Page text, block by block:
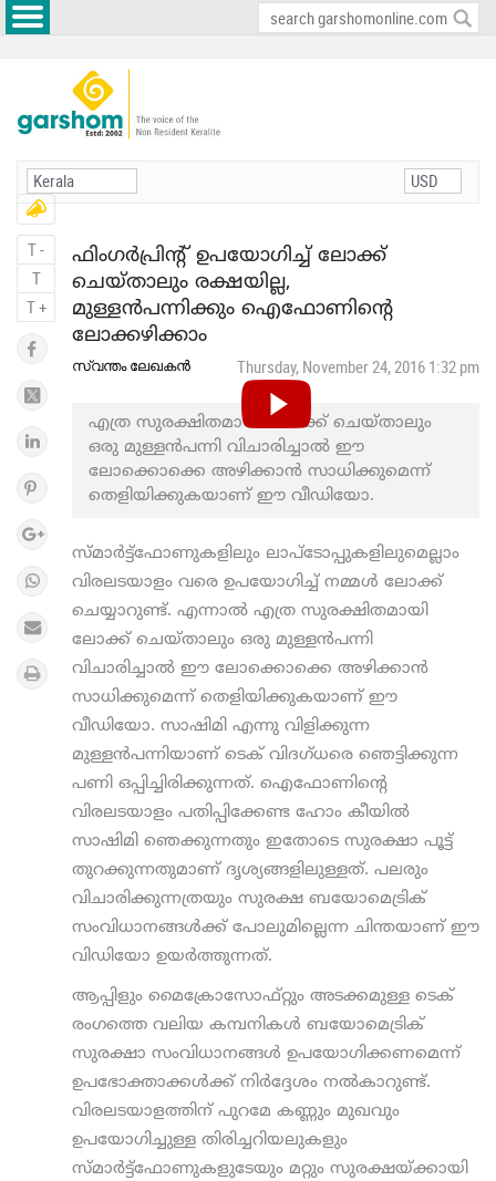
Listen
News
T -
T
T +
ഫിംഗര്‍പ്രിന്റ് ഉപയോഗിച്ച് ലോക്ക്
ചെയ്താലും രക്ഷയില്ല,
മുള്ളന്‍പന്നിക്കും ഐഫോണിന്റെ
ലോക്കഴിക്കാം
സ്വന്തം ലേഖകന്‍ Thursday, November 24, 2016 1:32 pm
Play
എത്ര സുരക്ഷിതമായി ലോക്ക് ചെയ്താലും
ഒരു മുള്ളന്‍പന്നി വിചാരിച്ചാല്‍ ഈ
ലോക്കൊക്കെ അഴിക്കാന്‍ സാധിക്കുമെന്ന്
തെളിയിക്കുകയാണ് ഈ വീഡിയോ.
സ്മാര്‍ട്ട്‌ഫോണുകളിലും ലാപ്‌ടോപ്പുകളിലുമെല്ലാം
വിരലടയാളം വരെ ഉപയോഗിച്ച് നമ്മള്‍ ലോക്ക്
ചെയ്യാറുണ്ട്. എന്നാല്‍ എത്ര സുരക്ഷിതമായി
ലോക്ക് ചെയ്താലും ഒരു മുള്ളന്‍പന്നി
വിചാരിച്ചാല്‍ ഈ ലോക്കൊക്കെ അഴിക്കാന്‍
സാധിക്കുമെന്ന് തെളിയിക്കുകയാണ് ഈ
വീഡിയോ. സാഷിമി എന്നു വിളിക്കുന്ന
മുള്ളന്‍പന്നിയാണ് ടെക് വിദഗ്ധരെ ഞെട്ടിക്കുന്ന
പണി ഒപ്പിച്ചിരിക്കുന്നത്. ഐഫോണിന്റെ
വിരലടയാളം പതിപ്പിക്കേണ്ട ഹോം കീയില്‍
സാഷിമി ഞെക്കുന്നതും ഇതോടെ സുരക്ഷാ പൂട്ട്
തുറക്കുന്നതുമാണ് ദൃശ്യങ്ങളിലുള്ളത്. പലരും
വിചാരിക്കുന്നത്രയും സുരക്ഷ ബയോമെട്രിക്
സംവിധാനങ്ങള്‍ക്ക് പോലുമില്ലെന്ന ചിന്തയാണ് ഈ
വിഡിയോ ഉയര്‍ത്തുന്നത്.
ആപ്പിളും മൈക്രോസോഫ്റ്റും അടക്കമുള്ള ടെക്
രംഗത്തെ വലിയ കമ്പനികള്‍ ബയോമെട്രിക്
സുരക്ഷാ സംവിധാനങ്ങള്‍ ഉപയോഗിക്കണമെന്ന്
ഉപഭോക്താക്കള്‍ക്ക് നിര്‍ദ്ദേശം നല്‍കാറുണ്ട്.
വിരലടയാളത്തിന് പുറമേ കണ്ണും മുഖവും
ഉപയോഗിച്ചുള്ള തിരിച്ചറിയലുകളും
സ്മാര്‍ട്ട്‌ഫോണുകളുടേയും മറ്റും സുരക്ഷയ്ക്കായി